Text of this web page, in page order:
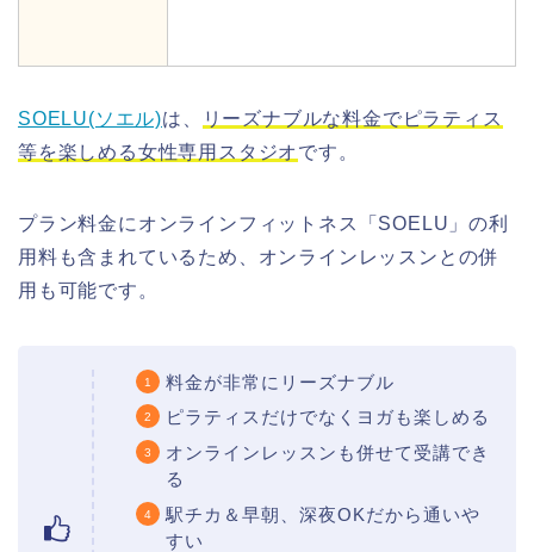
SOELU(ソエル)は、
リーズナブルな料金でピラティス
等を楽しめる女性専用スタジオ です。
プラン料金にオンラインフィットネス「SOELU」の利
用料も含まれているため、オンラインレッスンとの併
用も可能です。
料金が非常にリーズナブル
ピラティスだけでなくヨガも楽しめる
オンラインレッスンも併せて受講でき
る
駅チカ＆早朝、深夜OKだから通いや
すい